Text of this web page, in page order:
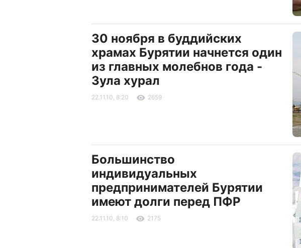
30 ноября в буддийских
храмах Бурятии начнется один
из главных молебнов года -
Зула хурал
22.11.10, 8:20 2659
Большинство
индивидуальных
предпринимателей Бурятии
имеют долги перед ПФР
22.11.10, 8:10 2175